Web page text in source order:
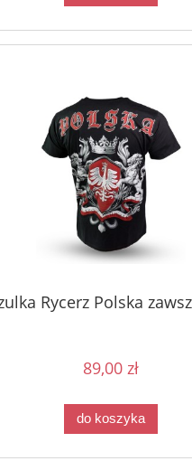
Rycerz Polska
89,00 zł
do koszyka